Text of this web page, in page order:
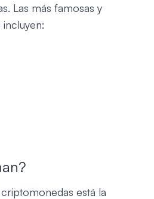
Las más famosas y
está la